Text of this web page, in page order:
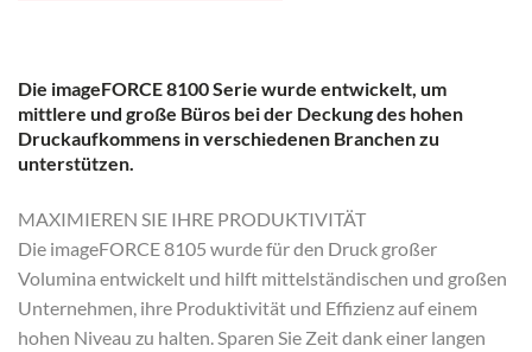
Die imageFORCE 8100 Serie wurde entwickelt, um
mittlere und große Büros bei der Deckung des hohen
Druckaufkommens in verschiedenen Branchen zu
unterstützen.
MAXIMIEREN SIE IHRE PRODUKTIVITÄT
Die imageFORCE 8105 wurde für den Druck großer
Volumina entwickelt und hilft mittelständischen und großen
Unternehmen, ihre Produktivität und Effizienz auf einem
hohen Niveau zu halten. Sparen Sie Zeit dank einer langen